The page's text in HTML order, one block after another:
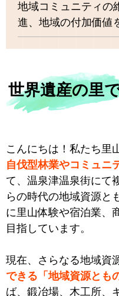
地域コミュニティの
進、地域の付加価値
世界遺産の里
こんにちは！私たち里
自伐型林業やコミュニ
て、温泉津温泉街にて
らの時代の地域資源と
に里山体験や宿泊業、
目指しています。
現在、さらなる地域資
できる「地域資源とも
ば、鍛冶場、木工所、